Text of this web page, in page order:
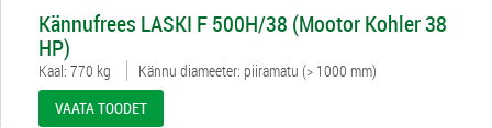
4981598
Kännufrees LASKI F 500H/38 (Mootor Kohler 38
HP)
Kaal: 770 kg
Kännu diameeter: piiramatu (> 1000 mm)
VAATA TOODET